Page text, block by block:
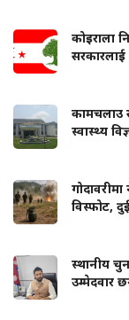
कोइराला
सरकारलाई
कामचलाउ
स्वास्थ्य
विस्फोट,
स्थानीय
उम्मेदवार